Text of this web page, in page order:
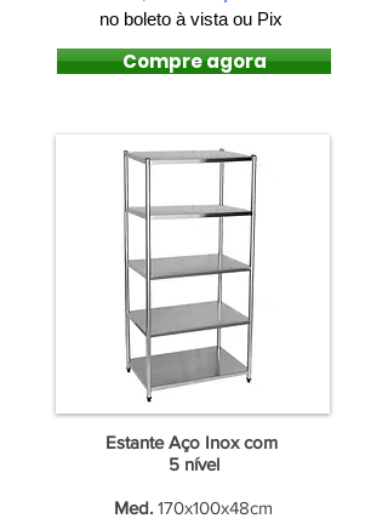
Estante Aço Inox com
5 nível
Med. 170x100x48cm
no boleto à vista ou Pix
Compre agora